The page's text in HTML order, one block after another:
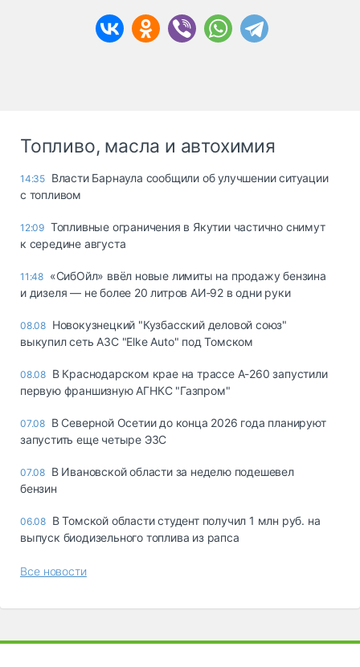
Топливо, масла и автохимия
14:35 Власти Барнаула сообщили об улучшении ситуации
с топливом
12:09 Топливные ограничения в Якутии частично снимут
к середине августа
11:48 «СибОйл» ввёл новые лимиты на продажу бензина
и дизеля — не более 20 литров АИ‑92 в одни руки
08.08 Новокузнецкий "Кузбасский деловой союз"
выкупил сеть АЗС "Elke Auto" под Томском
08.08 В Краснодарском крае на трассе А-260 запустили
первую франшизную АГНКС "Газпром"
07.08 В Северной Осетии до конца 2026 года планируют
запустить еще четыре ЭЗС
07.08 В Ивановской области за неделю подешевел
бензин
06.08 В Томской области студент получил 1 млн руб. на
выпуск биодизельного топлива из рапса
Все новости